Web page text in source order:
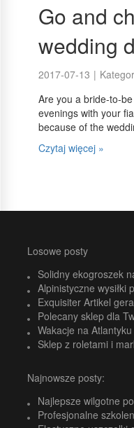
Go and
wedding
2017-07-13 |
Are you a bride-to-
evenings with your
because of the
Czytaj więcej »
Losowe posty
Solidny ekogroszek
Alpinistyczne wysiłki
Exquisiter Artikel
Polecany sklep dla
Wakacje na
Sklep z roletami i
Najnowsze posty:
Najlepsze wilgotne
Profesjonalne